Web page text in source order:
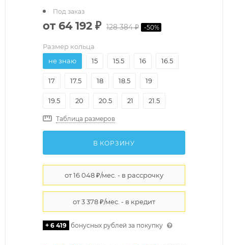
от 64 192 ₽ 128 384 ₽ -50%
Под заказ
Размер кольца
не знаю
15 15.5 16 16.5
17 17.5 18 18.5 19
19.5 20 20.5 21 21.5
Таблица размеров
В КОРЗИНУ
+ 6 419 бонусных рублей за покупку